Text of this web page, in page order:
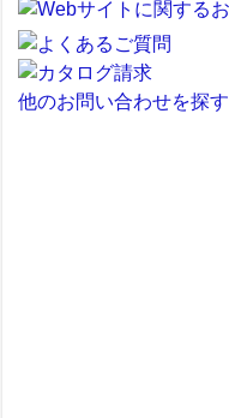
他のお問い合わせを探す